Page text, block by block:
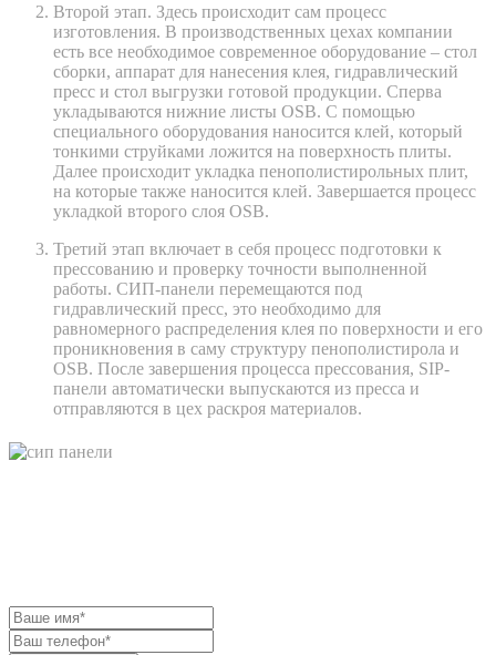
Второй этап. Здесь происходит сам процесс
изготовления. В производственных цехах компании
есть все необходимое современное оборудование – стол
сборки, аппарат для нанесения клея, гидравлический
пресс и стол выгрузки готовой продукции. Сперва
укладываются нижние листы OSB. С помощью
специального оборудования наносится клей, который
тонкими струйками ложится на поверхность плиты.
Далее происходит укладка пенополистирольных плит,
на которые также наносится клей. Завершается процесс
укладкой второго слоя OSB.
Третий этап включает в себя процесс подготовки к
прессованию и проверку точности выполненной
работы. СИП-панели перемещаются под
гидравлический пресс, это необходимо для
равномерного распределения клея по поверхности и его
проникновения в саму структуру пенополистирола и
OSB. После завершения процесса прессования, SIP-
панели автоматически выпускаются из пресса и
отправляются в цех раскроя материалов.